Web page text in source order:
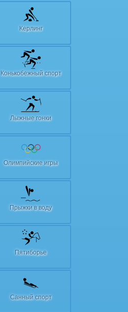
Керлинг
Конькобежный спорт
Лыжные гонки
Олимпийские игры
Прыжки в воду
Пятиборье
Санный спорт